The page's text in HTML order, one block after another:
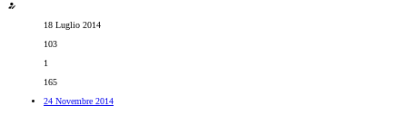
18 Luglio 2014
103
1
165
24 Novembre 2014